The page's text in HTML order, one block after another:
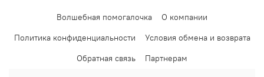
Волшебная помогалочка
О компании
Политика конфиденциальности
Условия обмена и возврата
Обратная связь
Партнерам